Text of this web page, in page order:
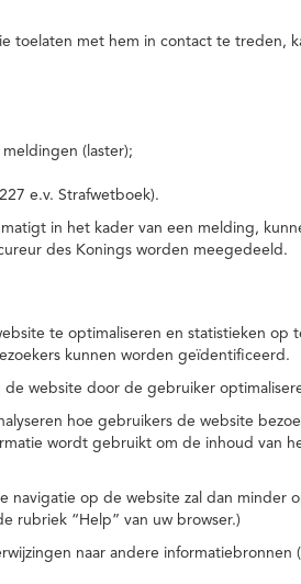
toelaten met hem in contact te treden,
(laster);
e.v. Strafwetboek).
in het kader van een melding,
des Konings worden meegedeeld.
te optimaliseren en statistieken op
kunnen worden geïdentificeerd.
website door de gebruiker
hoe gebruikers de website
wordt gebruikt om de inhoud van
navigatie op de website zal dan minder
rubriek “Help” van uw browser.)
naar andere informatiebronnen